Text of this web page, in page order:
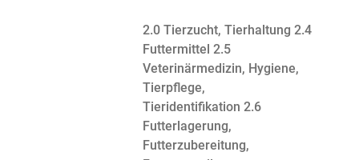
2.0 Tierzucht, Tierhaltung 2.4
Futtermittel 2.5
Veterinärmedizin, Hygiene,
Tierpflege,
Tieridentifikation 2.6
Futterlagerung,
Futterzubereitung,